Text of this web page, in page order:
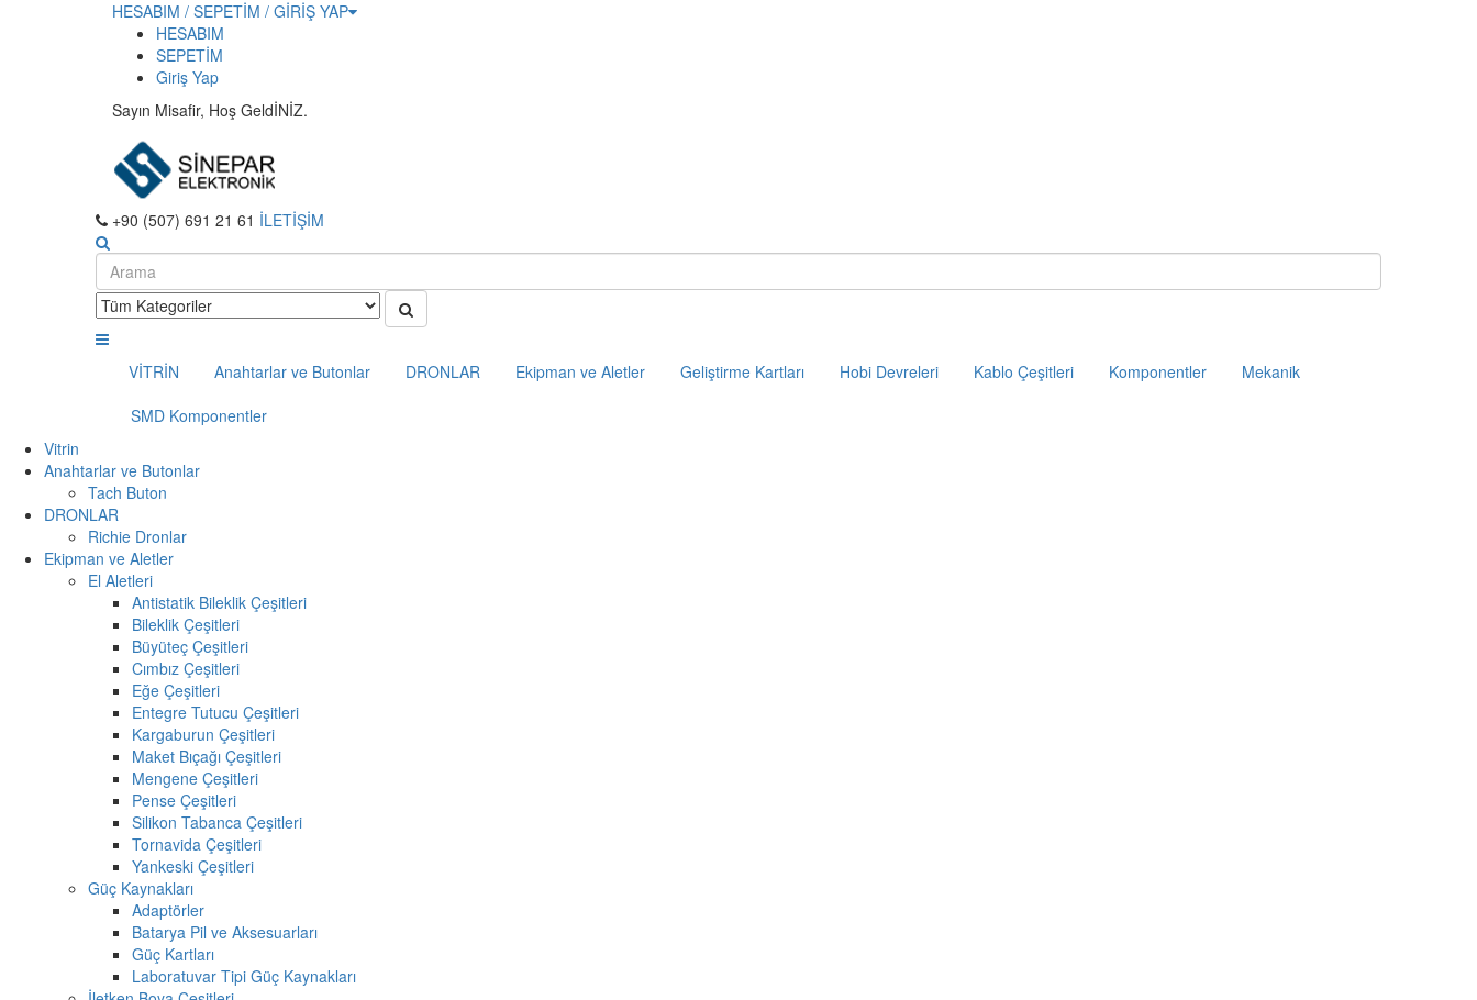
HESABIM / SEPETİM / GİRİŞ YAP
HESABIM
SEPETİM
Giriş Yap
Sayın Misafir, Hoş GeldİNİZ.
+90 (507) 691 21 61 İLETİŞİM
VİTRİN Anahtarlar ve Butonlar DRONLAR Ekipman ve Aletler Geliştirme Kartları Hobi Devreleri Kablo Çeşitleri Komponentler
Mekanik
SMD Komponentler
Vitrin
Anahtarlar ve Butonlar
Tach Buton
DRONLAR
Richie Dronlar
Ekipman ve Aletler
El Aletleri
Antistatik Bileklik Çeşitleri
Bileklik Çeşitleri
Büyüteç Çeşitleri
Cımbız Çeşitleri
Eğe Çeşitleri
Entegre Tutucu Çeşitleri
Kargaburun Çeşitleri
Maket Bıçağı Çeşitleri
Mengene Çeşitleri
Pense Çeşitleri
Silikon Tabanca Çeşitleri
Tornavida Çeşitleri
Yankeski Çeşitleri
Güç Kaynakları
Adaptörler
Batarya Pil ve Aksesuarları
Güç Kartları
Laboratuvar Tipi Güç Kaynakları